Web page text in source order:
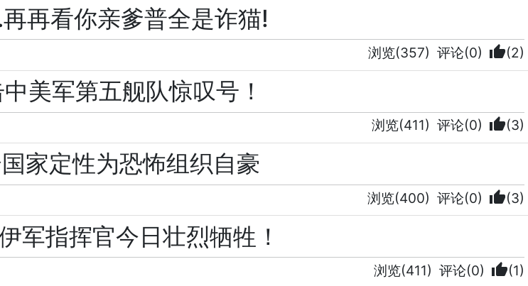
再看你亲爹普全是诈猫!
浏览(357) 评论(0) thumb_up(2)
美军第五舰队惊叹号！
浏览(411) 评论(0) thumb_up(3)
家定性为恐怖组织自豪
浏览(400) 评论(0) thumb_up(3)
军指挥官今日壮烈牺牲！
浏览(411) 评论(0) thumb_up(1)